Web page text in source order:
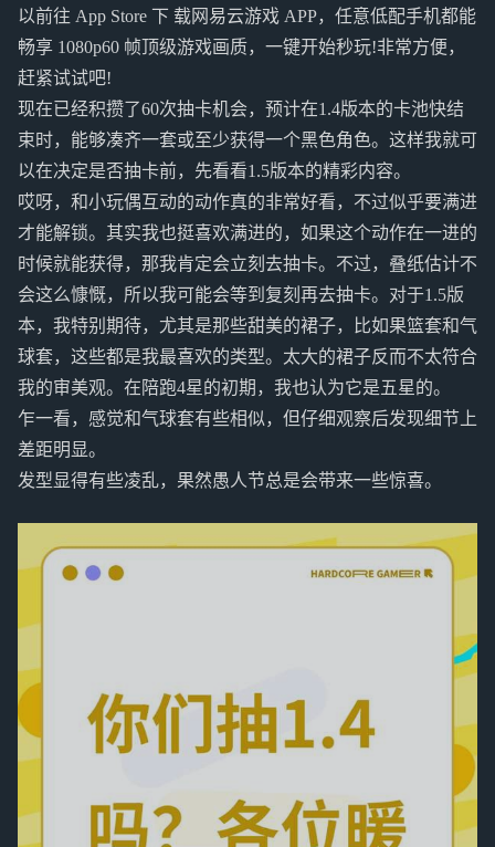
以前往 App Store 下 载网易云游戏 APP，任意低配手机都能
畅享 1080p60 帧顶级游戏画质，一键开始秒玩!非常方便，
赶紧试试吧!
现在已经积攒了60次抽卡机会，预计在1.4版本的卡池快结
束时，能够凑齐一套或至少获得一个黑色角色。这样我就可
以在决定是否抽卡前，先看看1.5版本的精彩内容。
哎呀，和小玩偶互动的动作真的非常好看，不过似乎要满进
才能解锁。其实我也挺喜欢满进的，如果这个动作在一进的
时候就能获得，那我肯定会立刻去抽卡。不过，叠纸估计不
会这么慷慨，所以我可能会等到复刻再去抽卡。对于1.5版
本，我特别期待，尤其是那些甜美的裙子，比如果篮套和气
球套，这些都是我最喜欢的类型。太大的裙子反而不太符合
我的审美观。在陪跑4星的初期，我也认为它是五星的。
乍一看，感觉和气球套有些相似，但仔细观察后发现细节上
差距明显。
发型显得有些凌乱，果然愚人节总是会带来一些惊喜。